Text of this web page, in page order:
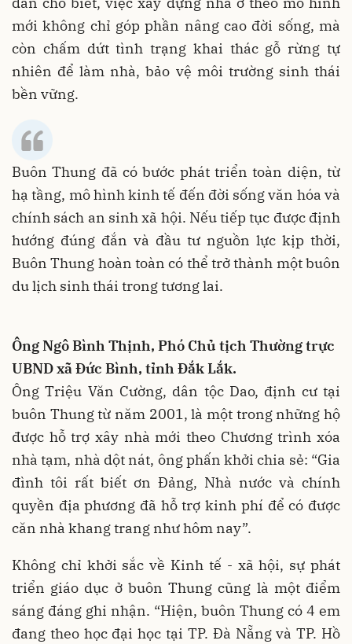
mới không chỉ góp phần nâng cao đời sống, mà
còn chấm dứt tình trạng khai thác gỗ rừng tự
nhiên để làm nhà, bảo vệ môi trường sinh thái
bền vững.
Buôn Thung đã có bước phát triển toàn diện, từ
hạ tầng, mô hình kinh tế đến đời sống văn hóa và
chính sách an sinh xã hội. Nếu tiếp tục được định
hướng đúng đắn và đầu tư nguồn lực kịp thời,
Buôn Thung hoàn toàn có thể trở thành một buôn
du lịch sinh thái trong tương lai.
Ông Ngô Bình Thịnh, Phó Chủ tịch Thường trực
UBND xã Đức Bình, tỉnh Đắk Lắk.
Ông Triệu Văn Cường, dân tộc Dao, định cư tại
buôn Thung từ năm 2001, là một trong những hộ
được hỗ trợ xây nhà mới theo Chương trình xóa
nhà tạm, nhà dột nát, ông phấn khởi chia sẻ: “Gia
đình tôi rất biết ơn Đảng, Nhà nước và chính
quyền địa phương đã hỗ trợ kinh phí để có được
căn nhà khang trang như hôm nay”.
Không chỉ khởi sắc về Kinh tế - xã hội, sự phát
triển giáo dục ở buôn Thung cũng là một điểm
sáng đáng ghi nhận. “Hiện, buôn Thung có 4 em
đang theo học đại học tại TP. Đà Nẵng và TP. Hồ